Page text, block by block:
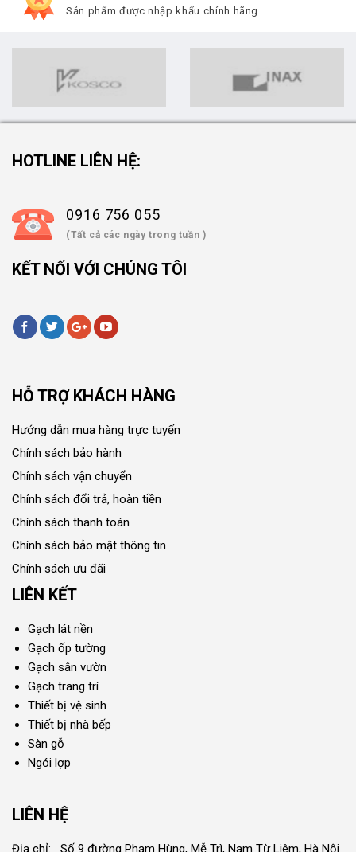
Sản phẩm được nhập khẩu chính hãng
HOTLINE LIÊN HỆ:
0916 756 055
(Tất cả các ngày trong tuần )
KẾT NỐI VỚI CHÚNG TÔI
HỖ TRỢ KHÁCH HÀNG
Hướng dẫn mua hàng trực tuyến
Chính sách bảo hành
Chính sách vận chuyển
Chính sách đổi trả, hoàn tiền
Chính sách thanh toán
Chính sách bảo mật thông tin
Chính sách ưu đãi
LIÊN KẾT
Gạch lát nền
Gạch ốp tường
Gạch sân vườn
Gạch trang trí
Thiết bị vệ sinh
Thiết bị nhà bếp
Sàn gỗ
Ngói lợp
LIÊN HỆ